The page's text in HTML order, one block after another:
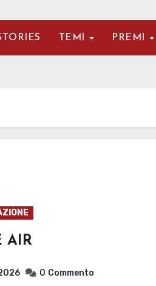
TEMI PREMI
AIR
0 Commento